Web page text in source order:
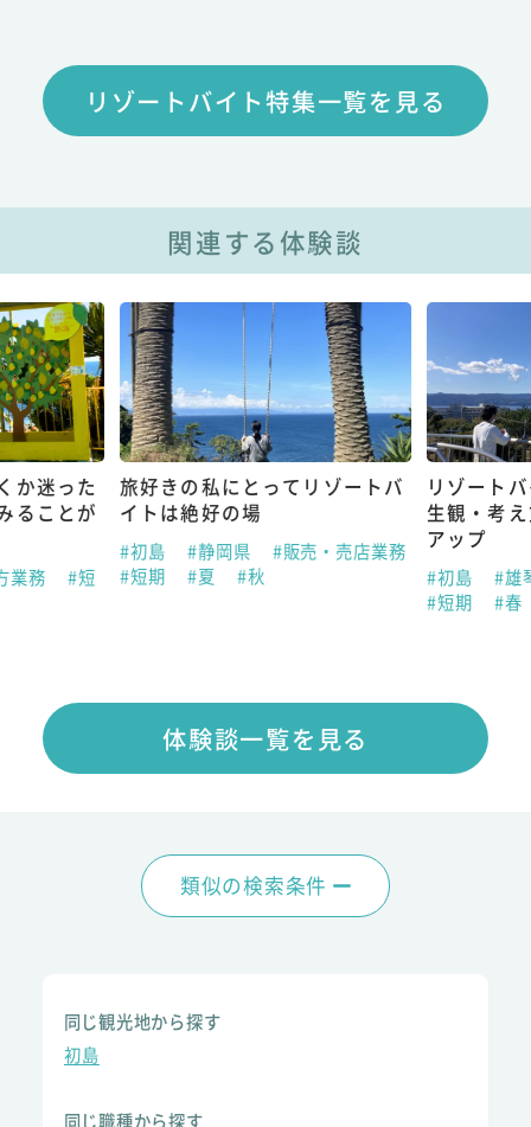
リゾートバイト特集一覧を見る
関連する体験談
か迷った
ることが
業務 #短
旅好きの私にとってリゾートバ
イトは絶好の場
#初島 #静岡県
#販売・売店業務
#短期
#夏 #秋
リゾート
生観・考
アップ
#初島
#雄
#短期
#春
体験談一覧を見る
類似の検索条件
同じ観光地から探す
初島
同じ職種から探す